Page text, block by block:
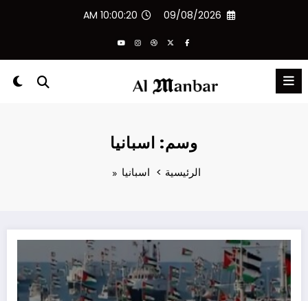
09/08/2026
10:00:20 AM
وسم: اسبانيا
الرئيسية اسبانيا